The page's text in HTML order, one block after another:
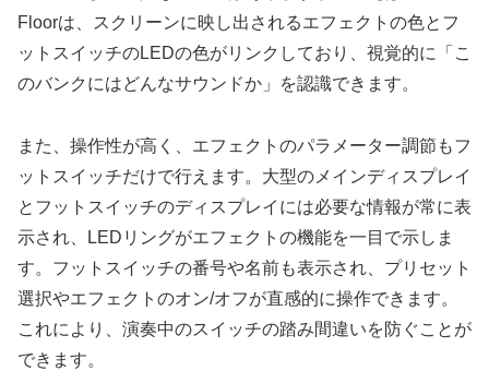
Floorは、スクリーンに映し出されるエフェクトの色とフ
ットスイッチのLEDの色がリンクしており、視覚的に「こ
のバンクにはどんなサウンドか」を認識できます。
また、操作性が高く、エフェクトのパラメーター調節もフ
ットスイッチだけで行えます。大型のメインディスプレイ
とフットスイッチのディスプレイには必要な情報が常に表
示され、LEDリングがエフェクトの機能を一目で示しま
す。フットスイッチの番号や名前も表示され、プリセット
選択やエフェクトのオン/オフが直感的に操作できます。
これにより、演奏中のスイッチの踏み間違いを防ぐことが
できます。